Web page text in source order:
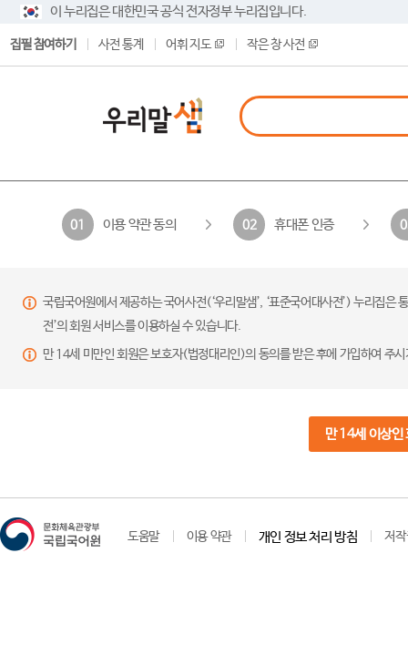
이 누리집은 대한민국 공식 전자정부 누리집입니다.
집필 참여하기 사전 통계 어휘 지도 작은 창 사전
01 이용 약관 동의 02 휴대폰 인증
국립국어원에서 제공하는 국어사전(‘우리말샘’, ‘표준국어대사전’) 누리집
전’의 회원 서비스를 이용하실 수 있습니다.
만 14세 미만인 회원은 보호자(법정대리인)의 동의를 받은 후에 가입하여 주
만 14세 이상인
도움말 이용 약관 개인 정보 처리 방침 저